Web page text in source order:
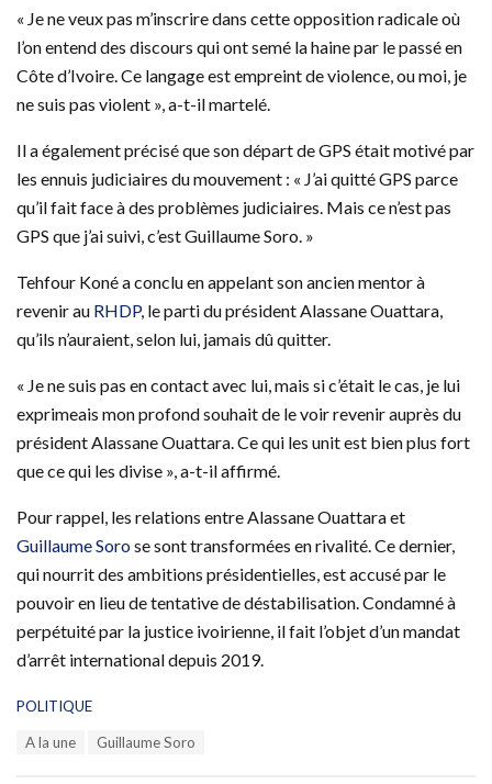
« Je ne veux pas m’inscrire dans cette opposition radicale où
l’on entend des discours qui ont semé la haine par le passé en
Côte d’Ivoire. Ce langage est empreint de violence, ou moi, je
ne suis pas violent », a-t-il martelé.
Il a également précisé que son départ de GPS était motivé par
les ennuis judiciaires du mouvement : « J’ai quitté GPS parce
qu’il fait face à des problèmes judiciaires. Mais ce n’est pas
GPS que j’ai suivi, c’est Guillaume Soro. »
Tehfour Koné a conclu en appelant son ancien mentor à
revenir au RHDP, le parti du président Alassane Ouattara,
qu’ils n’auraient, selon lui, jamais dû quitter.
« Je ne suis pas en contact avec lui, mais si c’était le cas, je lui
exprimeais mon profond souhait de le voir revenir auprès du
président Alassane Ouattara. Ce qui les unit est bien plus fort
que ce qui les divise », a-t-il affirmé.
Pour rappel, les relations entre Alassane Ouattara et
Guillaume Sorose sont transformées en rivalité. Ce dernier,
qui nourrit des ambitions présidentielles, est accusé par le
pouvoir en lieu de tentative de déstabilisation. Condamné à
perpétuité par la justice ivoirienne, il fait l’objet d’un mandat
d’arrêt international depuis 2019.
C
POLITIQUE
A la une Guillaume Soro